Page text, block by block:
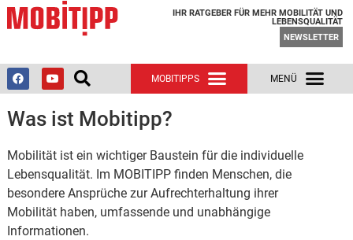
IHR RATGEBER FÜR MEHR MOBILITÄT UND
LEBENSQUALITÄT
NEWSLETTER
Was ist Mobitipp?
Mobilität ist ein wichtiger Baustein für die individuelle
Lebensqualität. Im MOBITIPP finden Menschen, die
besondere Ansprüche zur Aufrechterhaltung ihrer
Mobilität haben, umfassende und unabhängige
Informationen.